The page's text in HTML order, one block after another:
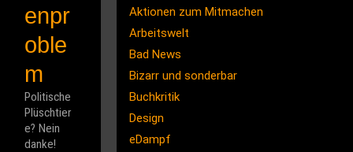
enpr
oble
m
Politische
Plüschtier
e? Nein
danke!
Aktionen zum Mitmachen
Arbeitswelt
Bad News
Bizarr und sonderbar
Buchkritik
Design
eDampf